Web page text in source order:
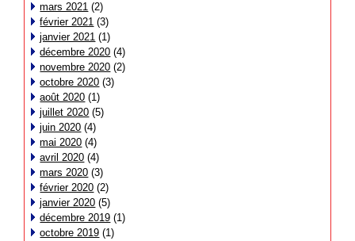
mars 2021 (2)
février 2021 (3)
janvier 2021 (1)
décembre 2020 (4)
novembre 2020 (2)
octobre 2020 (3)
août 2020 (1)
juillet 2020 (5)
juin 2020 (4)
mai 2020 (4)
avril 2020 (4)
mars 2020 (3)
février 2020 (2)
janvier 2020 (5)
décembre 2019 (1)
octobre 2019 (1)